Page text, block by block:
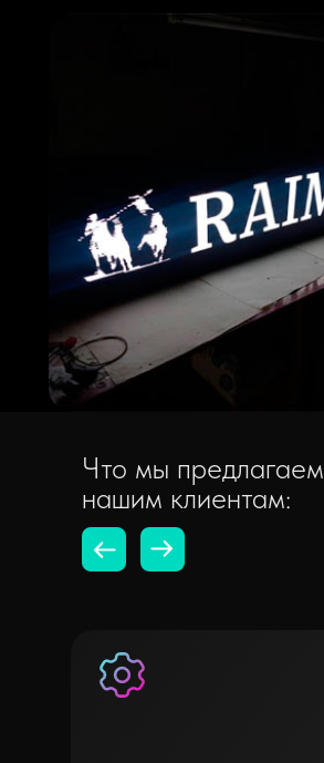
Что мы предлагаем
нашим клиентам: